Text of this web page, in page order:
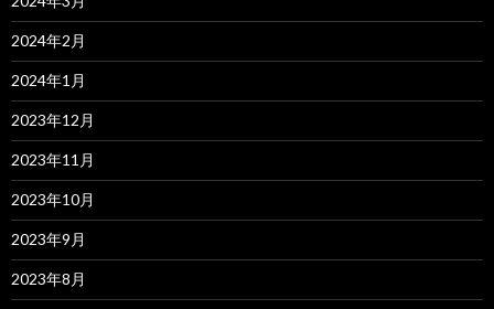
2024年2月
2024年1月
2023年12月
2023年11月
2023年10月
2023年9月
2023年8月